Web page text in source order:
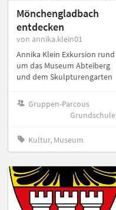
Mönchengladbach
entdecken
von annika.klein01
Annika Klein Exkursion rund
um das Museum Abteiberg
und dem Skulpturengarten
Gruppen-Parcous
Grundschule
Kultur, Museum